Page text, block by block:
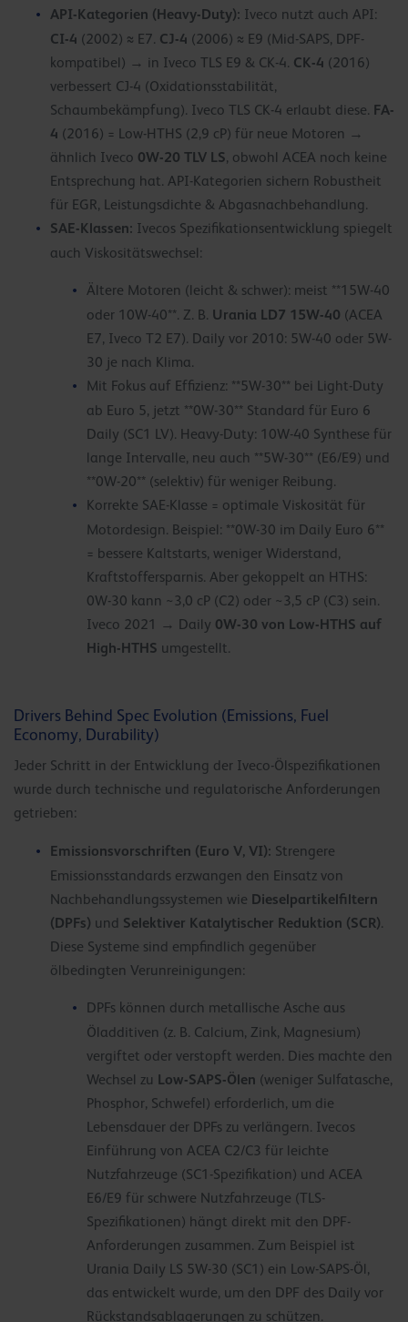
API-Kategorien (Heavy-Duty): Iveco nutzt auch API:
CI-4 (2002) ≈ E7. CJ-4 (2006) ≈ E9 (Mid-SAPS, DPF-
kompatibel) → in Iveco TLS E9 & CK-4. CK-4 (2016)
verbessert CJ-4 (Oxidationsstabilität,
Schaumbekämpfung). Iveco TLS CK-4 erlaubt diese. FA-
4 (2016) = Low-HTHS (2,9 cP) für neue Motoren →
ähnlich Iveco 0W-20 TLV LS, obwohl ACEA noch keine
Entsprechung hat. API-Kategorien sichern Robustheit
für EGR, Leistungsdichte & Abgasnachbehandlung.
SAE-Klassen: Ivecos Spezifikationsentwicklung spiegelt
auch Viskositätswechsel:
Ältere Motoren (leicht & schwer): meist **15W-40
oder 10W-40**. Z. B. Urania LD7 15W-40 (ACEA
E7, Iveco T2 E7). Daily vor 2010: 5W-40 oder 5W-
30 je nach Klima.
Mit Fokus auf Effizienz: **5W-30** bei Light-Duty
ab Euro 5, jetzt **0W-30** Standard für Euro 6
Daily (SC1 LV). Heavy-Duty: 10W-40 Synthese für
lange Intervalle, neu auch **5W-30** (E6/E9) und
**0W-20** (selektiv) für weniger Reibung.
Korrekte SAE-Klasse = optimale Viskosität für
Motordesign. Beispiel: **0W-30 im Daily Euro 6**
= bessere Kaltstarts, weniger Widerstand,
Kraftstoffersparnis. Aber gekoppelt an HTHS:
0W-30 kann ~3,0 cP (C2) oder ~3,5 cP (C3) sein.
Iveco 2021 → Daily 0W-30 von Low-HTHS auf
High-HTHS umgestellt.
Drivers Behind Spec Evolution (Emissions, Fuel
Economy, Durability)
Jeder Schritt in der Entwicklung der Iveco-Ölspezifikationen
wurde durch technische und regulatorische Anforderungen
getrieben:
Emissionsvorschriften (Euro V, VI): Strengere
Emissionsstandards erzwangen den Einsatz von
Nachbehandlungssystemen wie Dieselpartikelfiltern
(DPFs) und Selektiver Katalytischer Reduktion (SCR).
Diese Systeme sind empfindlich gegenüber
ölbedingten Verunreinigungen:
DPFs können durch metallische Asche aus
Öladditiven (z. B. Calcium, Zink, Magnesium)
vergiftet oder verstopft werden. Dies machte den
Wechsel zu Low-SAPS-Ölen (weniger Sulfatasche,
Phosphor, Schwefel) erforderlich, um die
Lebensdauer der DPFs zu verlängern. Ivecos
Einführung von ACEA C2/C3 für leichte
Nutzfahrzeuge (SC1-Spezifikation) und ACEA
E6/E9 für schwere Nutzfahrzeuge (TLS-
Spezifikationen) hängt direkt mit den DPF-
Anforderungen zusammen. Zum Beispiel ist
Urania Daily LS 5W-30 (SC1) ein Low-SAPS-Öl,
das entwickelt wurde, um den DPF des Daily vor
Rückstandsablagerungen zu schützen.